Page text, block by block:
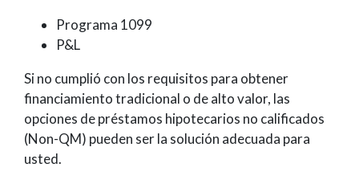
Programa 1099
P&L
Si no cumplió con los requisitos para obtener
financiamiento tradicional o de alto valor, las
opciones de préstamos hipotecarios no calificados
(Non-QM) pueden ser la solución adecuada para
usted.